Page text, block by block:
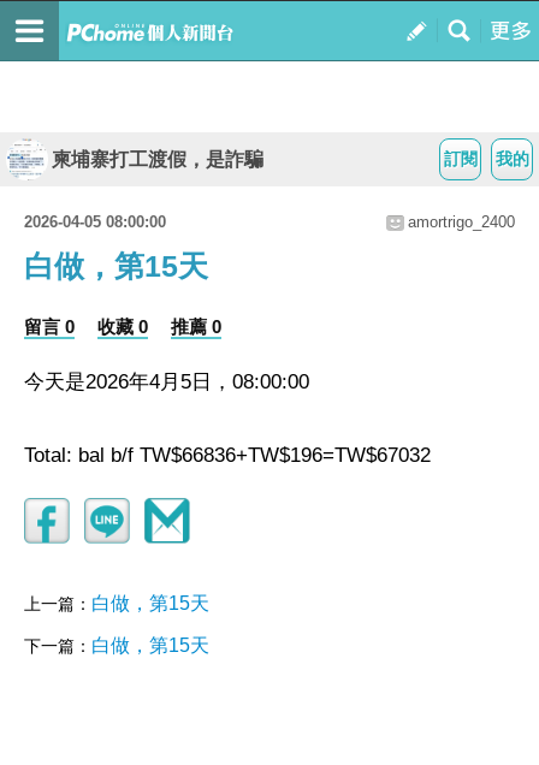
我的
訂閱
柬埔寨打工渡假，是詐騙
2026-04-05 08:00:00 amortrigo_2400
白做，第15天
留言 0 收藏 0 推薦 0
今天是2026年4月5日，08:00:00
Total: bal b/f TW$66836+TW$196=TW$67032
上一篇： 白做，第15天
下一篇： 白做，第15天